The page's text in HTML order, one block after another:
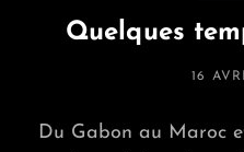
Quelques
POSTED
16
Du Gabon au Maroc